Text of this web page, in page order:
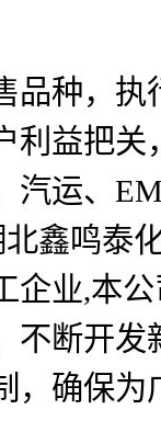
品种，
利益把
汽运、
鑫鸣泰
企业,本
不断开
，确保